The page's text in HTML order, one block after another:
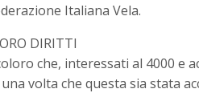
Italiana Vela.
DIRITTI
che, interessati al 4000 e
volta che questa sia stata